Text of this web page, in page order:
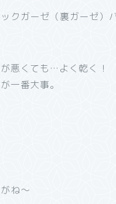
クガーゼ（裏ガーゼ）
悪くても…よく乾く！
が一番大事。
ね～